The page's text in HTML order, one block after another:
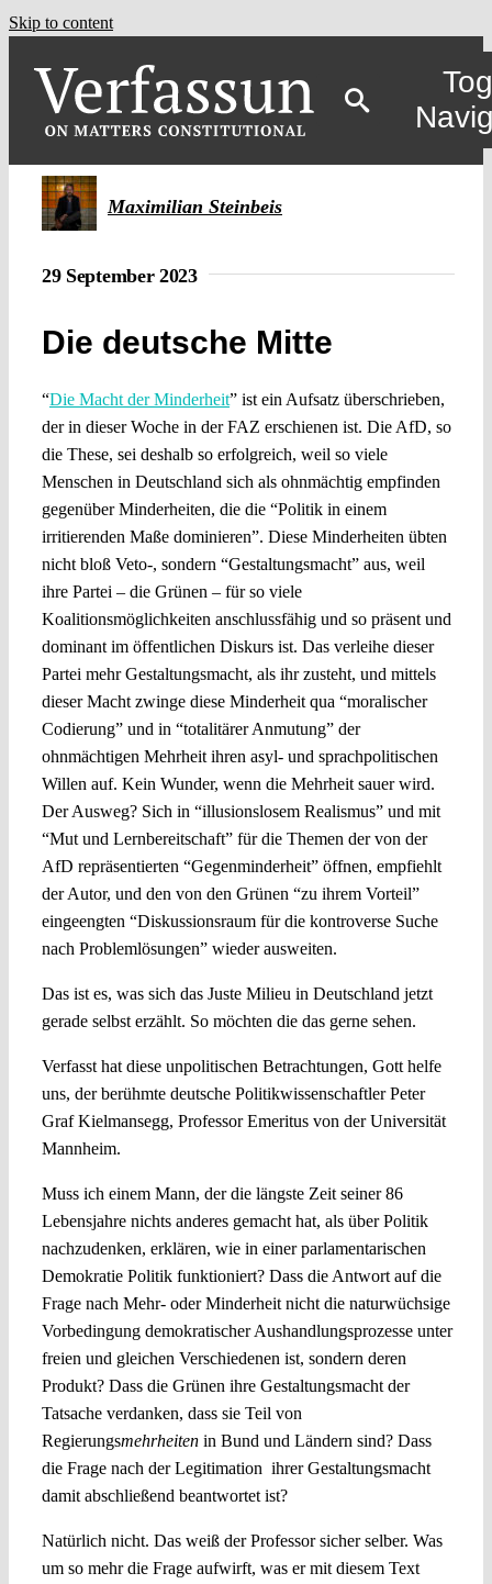
Skip to content
Maximilian Steinbeis
29 September 2023
Die deutsche Mitte
“Die Macht der Minderheit” ist ein Aufsatz überschrieben,
der in dieser Woche in der FAZ erschienen ist. Die AfD, so
die These, sei deshalb so erfolgreich, weil so viele
Menschen in Deutschland sich als ohnmächtig empfinden
gegenüber Minderheiten, die die “Politik in einem
irritierenden Maße dominieren”. Diese Minderheiten übten
nicht bloß Veto-, sondern “Gestaltungsmacht” aus, weil
ihre Partei – die Grünen – für so viele
Koalitionsmöglichkeiten anschlussfähig und so präsent und
dominant im öffentlichen Diskurs ist. Das verleihe dieser
Partei mehr Gestaltungsmacht, als ihr zusteht, und mittels
dieser Macht zwinge diese Minderheit qua “moralischer
Codierung” und in “totalitärer Anmutung” der
ohnmächtigen Mehrheit ihren asyl- und sprachpolitischen
Willen auf. Kein Wunder, wenn die Mehrheit sauer wird.
Der Ausweg? Sich in “illusionslosem Realismus” und mit
“Mut und Lernbereitschaft” für die Themen der von der
AfD repräsentierten “Gegenminderheit” öffnen, empfiehlt
der Autor, und den von den Grünen “zu ihrem Vorteil”
eingeengten “Diskussionsraum für die kontroverse Suche
nach Problemlösungen” wieder ausweiten.
Das ist es, was sich das Juste Milieu in Deutschland jetzt
gerade selbst erzählt. So möchten die das gerne sehen.
Verfasst hat diese unpolitischen Betrachtungen, Gott helfe
uns, der berühmte deutsche Politikwissenschaftler Peter
Graf Kielmansegg, Professor Emeritus von der Universität
Mannheim.
Muss ich einem Mann, der die längste Zeit seiner 86
Lebensjahre nichts anderes gemacht hat, als über Politik
nachzudenken, erklären, wie in einer parlamentarischen
Demokratie Politik funktioniert? Dass die Antwort auf die
Frage nach Mehr- oder Minderheit nicht die naturwüchsige
Vorbedingung demokratischer Aushandlungsprozesse unter
freien und gleichen Verschiedenen ist, sondern deren
Produkt? Dass die Grünen ihre Gestaltungsmacht der
Tatsache verdanken, dass sie Teil von
Regierungsmehrheitenin Bund und Ländern sind? Dass
die Frage nach der Legitimation ihrer Gestaltungsmacht
damit abschließend beantwortet ist?
Natürlich nicht. Das weiß der Professor sicher selber. Was
um so mehr die Frage aufwirft, was er mit diesem Text